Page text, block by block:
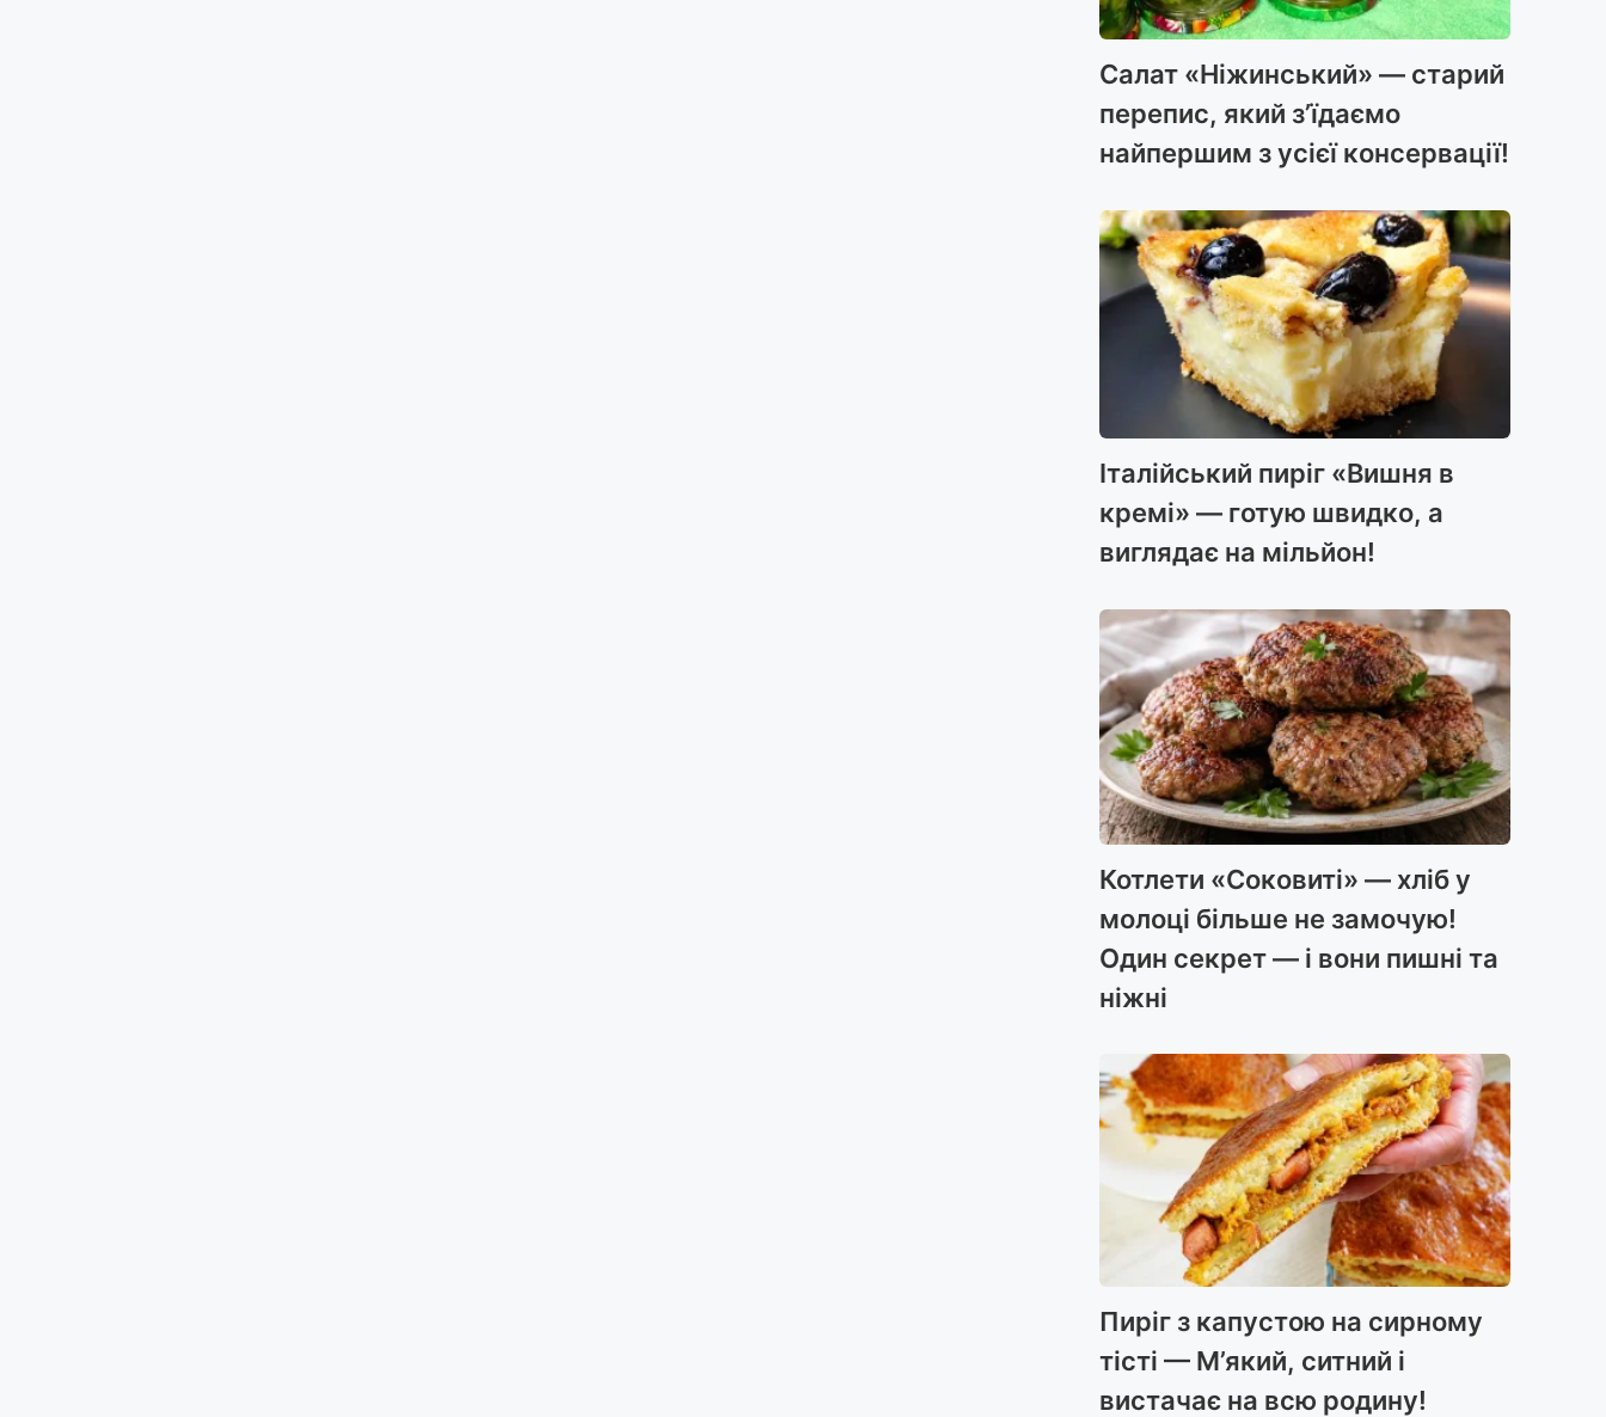
Салат «Ніжинський» — старий
перепис, який з’їдаємо
найпершим з усієї консервації!
Італійський пиріг «Вишня в
кремі» — готую швидко, а
виглядає на мільйон!
Котлети «Соковиті» — хліб у
молоці більше не замочую!
Один секрет — і вони пишні та
ніжні
Пиріг з капустою на сирному
тісті — М’який, ситний і
вистачає на всю родину!